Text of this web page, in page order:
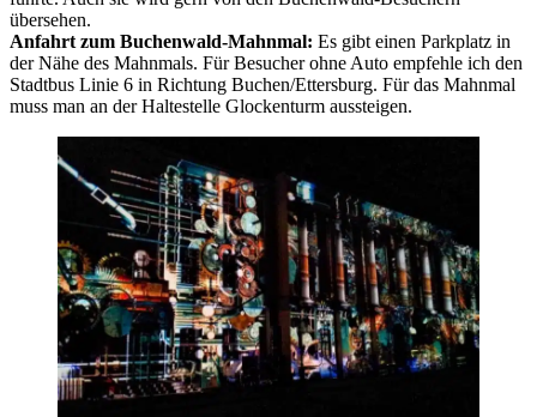
übersehen.
Anfahrt zum Buchenwald-Mahnmal: Es gibt einen Parkplatz in
der Nähe des Mahnmals. Für Besucher ohne Auto empfehle ich den
Stadtbus Linie 6 in Richtung Buchen/Ettersburg. Für das Mahnmal
muss man an der Haltestelle Glockenturm aussteigen.